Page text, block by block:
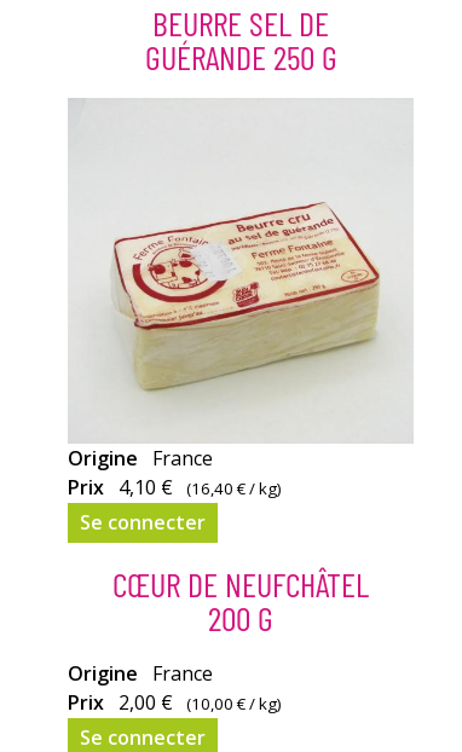
BEURRE SEL DE
GUÉRANDE 250 G
Origine
France
Prix 4,10 € (16,40 €/ kg)
Se connecter
CŒUR DE NEUFCHÂTEL
200 G
Origine
France
Prix 2,00 € (10,00 €/ kg)
Se connecter